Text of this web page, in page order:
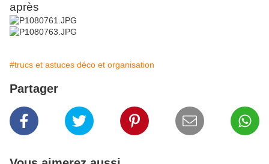
après
#trucs et astuces déco et organisation
Partager